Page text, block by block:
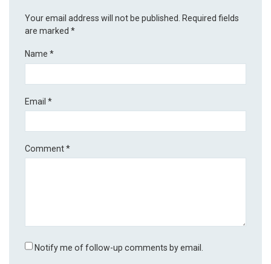
Your email address will not be published. Required fields
are marked*
Name*
Email*
Comment*
Notify me of follow-up comments by email.